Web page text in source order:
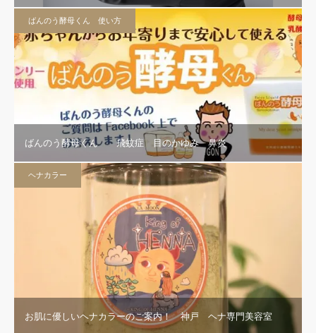
ばんのう酵母くん 使い方
ばんのう酵母くん 飛蚊症 目のかゆみ 鼻炎
ヘナカラー
お肌に優しいヘナカラーのご案内！ 神戸 ヘナ専門美容室